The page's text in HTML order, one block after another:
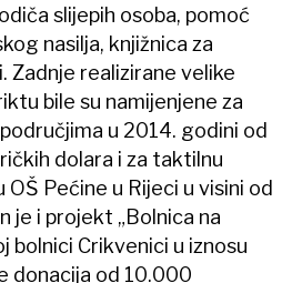
slijepih osoba, pomoć
nasilja, knjižnica za
Zadnje realizirane velike
bile su namijenjene za
u 2014. godini od
dolara i za taktilnu
Pećine u Rijeci u visini od
je i projekt „Bolnica na
bolnici Crikvenici u iznosu
donacija od 10.000